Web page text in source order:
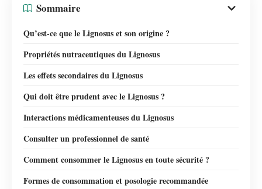
Sommaire
Qu’est-ce que le Lignosus et son origine ?
Propriétés nutraceutiques du Lignosus
Les effets secondaires du Lignosus
Qui doit être prudent avec le Lignosus ?
Interactions médicamenteuses du Lignosus
Consulter un professionnel de santé
Comment consommer le Lignosus en toute sécurité ?
Formes de consommation et posologie recommandée